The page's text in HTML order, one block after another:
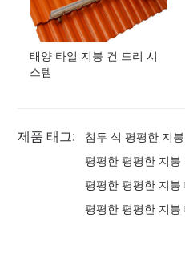
태양 타일 지붕 건 드리 시
스템
제품 태그:
침투 식 평평한 지
평평한 평평한 지붕
평평한 평평한 지붕
평평한 평평한 지붕